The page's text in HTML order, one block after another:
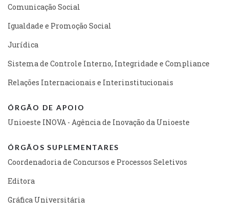
Comunicação Social
Igualdade e Promoção Social
Jurídica
Sistema de Controle Interno, Integridade e Compliance
Relações Internacionais e Interinstitucionais
ÓRGÃO DE APOIO
Unioeste INOVA - Agência de Inovação da Unioeste
ÓRGÃOS SUPLEMENTARES
Coordenadoria de Concursos e Processos Seletivos
Editora
Gráfica Universitária